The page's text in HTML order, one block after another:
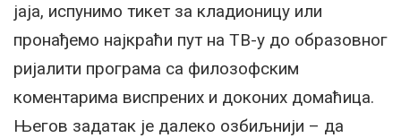
јаја, испунимо тикет за кладионицу или
пронађемо најкраћи пут на ТВ-у до образовног
ријалити програма са филозофским
коментарима виспрених и доконих домаћица.
Његов задатак је далеко озбиљнији – да